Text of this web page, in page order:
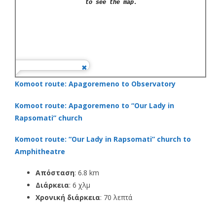
Komoot route: Apagoremeno to Observatory
Komoot route: Apagoremeno to “Our Lady in
Rapsomati” church
Komoot route: “Our Lady in Rapsomati” church to
Amphitheatre
Απόσταση: 6.8 km
Διάρκεια: 6 χλμ
Χρονική διάρκεια: 70 λεπτά